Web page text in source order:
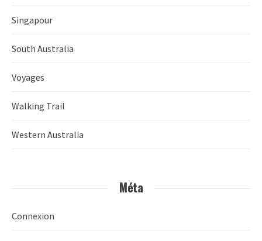
Singapour
South Australia
Voyages
Walking Trail
Western Australia
Méta
Connexion